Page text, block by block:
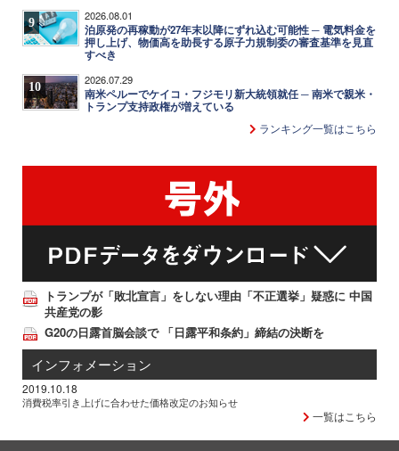
9 2026.08.01
泊原発の再稼動が27年末以降にずれ込む可能性 ─ 電気料金を
押し上げ、物価高を助長する原子力規制委の審査基準を見直
すべき
10 2026.07.29
南米ペルーでケイコ・フジモリ新大統領就任 ─ 南米で親米・
トランプ支持政権が増えている
ランキング一覧はこちら
トランプが「敗北宣言」をしない理由「不正選挙」疑惑に 中国
共産党の影
G20の日露首脳会談で 「日露平和条約」締結の決断を
インフォメーション
2019.10.18
消費税率引き上げに合わせた価格改定のお知らせ
一覧はこちら